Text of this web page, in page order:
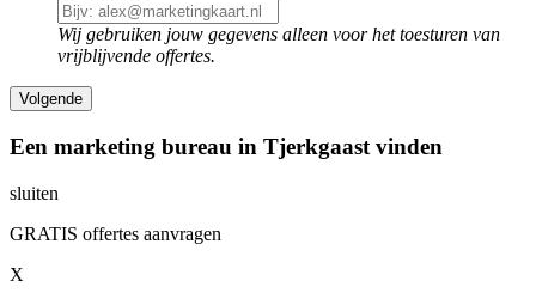
Wij gebruiken jouw gegevens alleen voor het toesturen van
vrijblijvende offertes.
Een marketing bureau in Tjerkgaast vinden
sluiten
GRATIS offertes aanvragen
X